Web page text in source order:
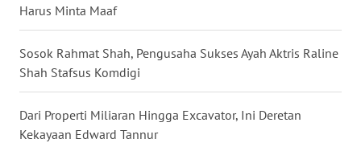
Harus Minta Maaf
Sosok Rahmat Shah, Pengusaha Sukses Ayah Aktris Raline
Shah Stafsus Komdigi
Dari Properti Miliaran Hingga Excavator, Ini Deretan
Kekayaan Edward Tannur
WN
SIMALUNGUN
WN